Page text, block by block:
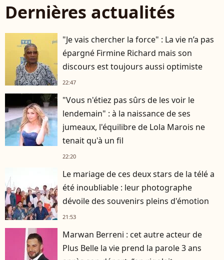
Dernières actualités
"Je vais chercher la force" : La vie n’a pas
épargné Firmine Richard mais son
discours est toujours aussi optimiste
22:47
"Vous n'étiez pas sûrs de les voir le
lendemain" : à la naissance de ses
jumeaux, l'équilibre de Lola Marois ne
tenait qu'à un fil
22:20
Le mariage de ces deux stars de la télé a
été inoubliable : leur photographe
dévoile des souvenirs pleins d'émotion
21:53
Marwan Berreni : cet autre acteur de
Plus Belle la vie prend la parole 3 ans